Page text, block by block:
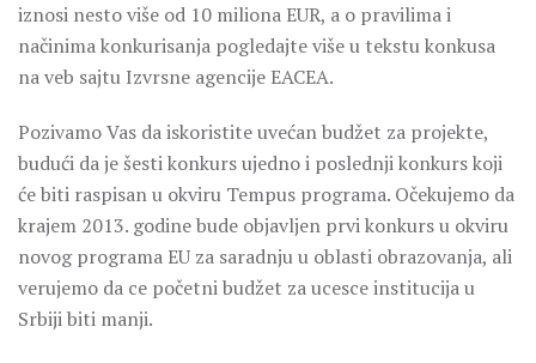
iznosi nesto više od 10 miliona EUR, a o pravilima i
načinima konkurisanja pogledajte više u tekstu konkusa
na veb sajtu Izvrsne agencije EACEA.
Pozivamo Vas da iskoristite uvećan budžet za projekte,
budući da je šesti konkurs ujedno i poslednji konkurs koji
će biti raspisan u okviru Tempus programa. Očekujemo da
krajem 2013. godine bude objavljen prvi konkurs u okviru
novog programa EU za saradnju u oblasti obrazovanja, ali
verujemo da ce početni budžet za ucesce institucija u
Srbiji biti manji.